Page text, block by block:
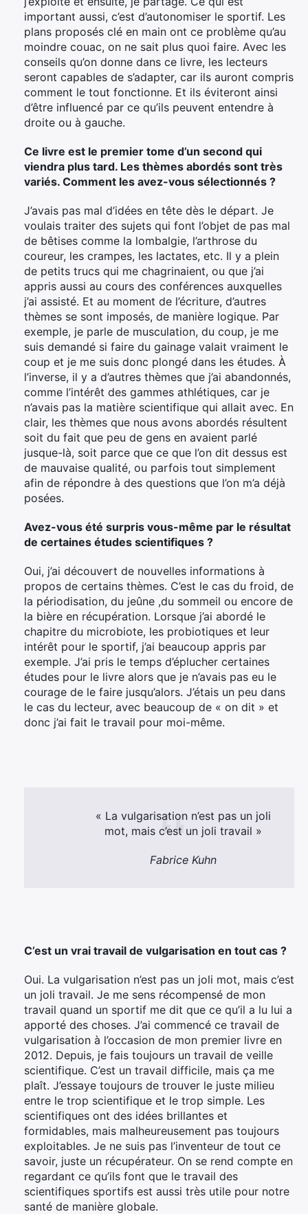
important aussi, c’est d’autonomiser le sportif. Les
plans proposés clé en main ont ce problème qu’au
moindre couac, on ne sait plus quoi faire. Avec les
conseils qu’on donne dans ce livre, les lecteurs
seront capables de s’adapter, car ils auront compris
comment le tout fonctionne. Et ils éviteront ainsi
d’être influencé par ce qu’ils peuvent entendre à
droite ou à gauche.
Ce livre est le premier tome d’un second qui
viendra plus tard. Les thèmes abordés sont très
variés. Comment les avez-vous sélectionnés ?
J’avais pas mal d’idées en tête dès le départ. Je
voulais traiter des sujets qui font l’objet de pas mal
de bêtises comme la lombalgie, l’arthrose du
coureur, les crampes, les lactates, etc. Il y a plein
de petits trucs qui me chagrinaient, ou que j’ai
appris aussi au cours des conférences auxquelles
j’ai assisté. Et au moment de l’écriture, d’autres
thèmes se sont imposés, de manière logique. Par
exemple, je parle de musculation, du coup, je me
suis demandé si faire du gainage valait vraiment le
coup et je me suis donc plongé dans les études. À
l’inverse, il y a d’autres thèmes que j’ai abandonnés,
comme l’intérêt des gammes athlétiques, car je
n’avais pas la matière scientifique qui allait avec. En
clair, les thèmes que nous avons abordés résultent
soit du fait que peu de gens en avaient parlé
jusque-là, soit parce que ce que l’on dit dessus est
de mauvaise qualité, ou parfois tout simplement
afin de répondre à des questions que l’on m’a déjà
posées.
Avez-vous été surpris vous-même par le résultat
de certaines études scientifiques ?
Oui, j’ai découvert de nouvelles informations à
propos de certains thèmes. C’est le cas du froid, de
la périodisation, du jeûne ,du sommeil ou encore de
la bière en récupération. Lorsque j’ai abordé le
chapitre du microbiote, les probiotiques et leur
intérêt pour le sportif, j’ai beaucoup appris par
exemple. J’ai pris le temps d’éplucher certaines
études pour le livre alors que je n’avais pas eu le
courage de le faire jusqu’alors. J’étais un peu dans
le cas du lecteur, avec beaucoup de « on dit » et
donc j’ai fait le travail pour moi-même.
« La vulgarisation n’est pas un joli
mot, mais c’est un joli travail »
Fabrice Kuhn
C’est un vrai travail de vulgarisation en tout cas ?
Oui. La vulgarisation n’est pas un joli mot, mais c’est
un joli travail. Je me sens récompensé de mon
travail quand un sportif me dit que ce qu’il a lu lui a
apporté des choses. J’ai commencé ce travail de
vulgarisation à l’occasion de mon premier livre en
2012. Depuis, je fais toujours un travail de veille
scientifique. C’est un travail difficile, mais ça me
plaît. J’essaye toujours de trouver le juste milieu
entre le trop scientifique et le trop simple. Les
scientifiques ont des idées brillantes et
formidables, mais malheureusement pas toujours
exploitables. Je ne suis pas l’inventeur de tout ce
savoir, juste un récupérateur. On se rend compte en
regardant ce qu’ils font que le travail des
scientifiques sportifs est aussi très utile pour notre
santé de manière globale.